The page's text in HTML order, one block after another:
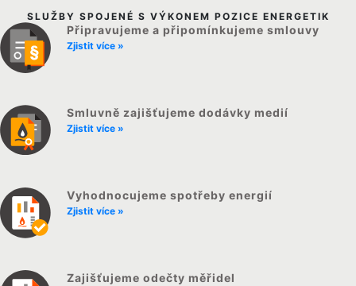
SLUŽBY SPOJENÉ S VÝKONEM POZICE ENERGETIK
Připravujeme a připomínkujeme smlouvy
Zjistit více »
Smluvně zajišťujeme dodávky medií
Zjistit více »
Vyhodnocujeme spotřeby energií
Zjistit více »
Zajišťujeme odečty měřidel